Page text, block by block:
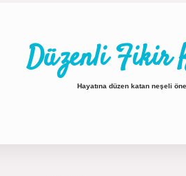
Düzenli Fikir
Hayatına düzen katan neşeli